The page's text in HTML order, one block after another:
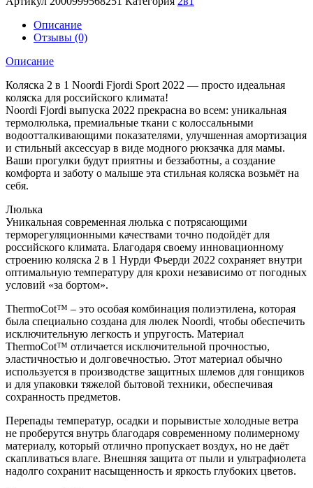
Описание
Отзывы (0)
Описание
Коляска 2 в 1 Noordi Fjordi Sport 2022 — просто идеальная
коляска для российского климата!
Noordi Fjordi выпуска 2022 прекрасна во всем: уникальная
термолюлька, премиальные ткани с колоссальными
водоотталкивающими показателями, улучшенная амортизация
и стильный аксессуар в виде модного рюкзачка для мамы.
Ваши прогулки будут приятны и беззаботны, а создание
комфорта и заботу о малыше эта стильная коляска возьмёт на
себя.
Люлька
Уникальная современная люлька с потрясающими
терморегуляционными качествами точно подойдёт для
российского климата. Благодаря своему инновационному
строению коляска 2 в 1 Нурди Фьерди 2022 сохраняет внутри
оптимальную температуру для крохи независимо от погодных
условий «за бортом».
ThermoCot™️ – это особая комбинация полиэтилена, которая
была специально создана для люлек Noordi, чтобы обеспечить
исключительную легкость и упругость. Материал
ThermoCot™️ отличается исключительной прочностью,
эластичностью и долговечностью. Этот материал обычно
используется в производстве защитных шлемов для гонщиков
и для упаковки тяжелой бытовой техники, обеспечивая
сохранность предметов.
Перепады температур, осадки и порывистые холодные ветра
не проберутся внутрь благодаря современному полимерному
материалу, который отлично пропускает воздух, но не даёт
скапливаться влаге. Внешняя защита от пыли и ультрафиолета
надолго сохранит насыщенность и яркость глубоких цветов.